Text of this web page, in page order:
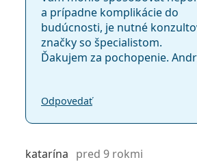
a prípadne komplikácie do
budúcnosti, je nutné
značky so špecialistom.
Ďakujem za pochopenie.
Odpovedať
katarína pred 9 rokmi